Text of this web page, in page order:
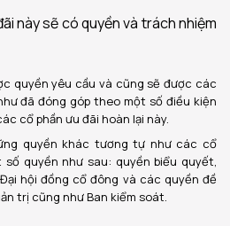
này sẽ có quyền và trách nhiệm
quyền yêu cầu và cũng sẽ được các
đã đóng góp theo một số điều kiện
cổ phần ưu đãi hoàn lại này.
quyền khác tương tự như các cổ
quyền như sau: quyền biểu quyết,
hội đồng cổ đông và các quyền đề
trị cũng như Ban kiểm soát.